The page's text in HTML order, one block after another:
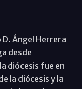
D. Ángel Herrera
desde
diócesis fue en
la diócesis y la